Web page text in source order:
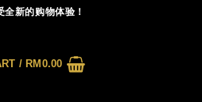
新的购物体验！
/ RM 0.00